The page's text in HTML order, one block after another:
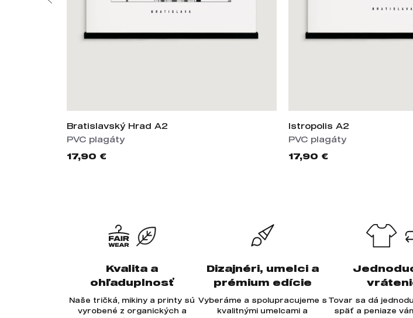
Bratislavský Hrad A2
PVC plagáty
17,90 €
Istropolis A2
PVC plagáty
17,90 €
Kvalita a
ohľaduplnosť
Naše tričká, mikiny a printy sú
vyrobené z organických a
Dizajnéri, umelci a
prémium edície
Vyberáme a spolupracujeme s
kvalitnými umelcami a
Tovar sa dá
späť a peniaze